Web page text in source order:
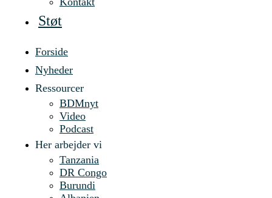
Støt
Forside
Nyheder
Ressourcer
BDMnyt
Video
Podcast
Her arbejder vi
Tanzania
DR Congo
Burundi